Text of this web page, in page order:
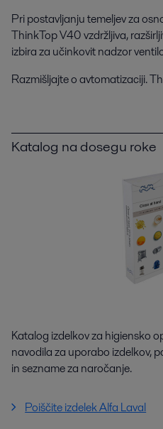
Pri postavljanju temeljev za
ThinkTop V40 vzdržljiva,
izbira za učinkovit nadzor
Razmišljajte o avtomatizaciji.
Katalog na dosegu roke
Katalog izdelkov za higiensko
navodila za uporabo izdelkov,
in sezname za naročanje.
Poiščite izdelek Alfa Laval